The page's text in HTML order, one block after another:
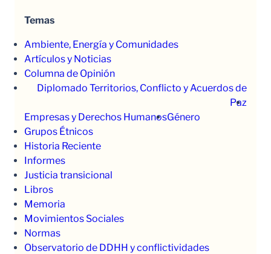
Temas
Ambiente, Energía y Comunidades
Artículos y Noticias
Columna de Opinión
Diplomado Territorios, Conflicto y Acuerdos de
Paz
Empresas y Derechos HumanosGénero
Grupos Étnicos
Historia Reciente
Informes
Justicia transicional
Libros
Memoria
Movimientos Sociales
Normas
Observatorio de DDHH y conflictividades